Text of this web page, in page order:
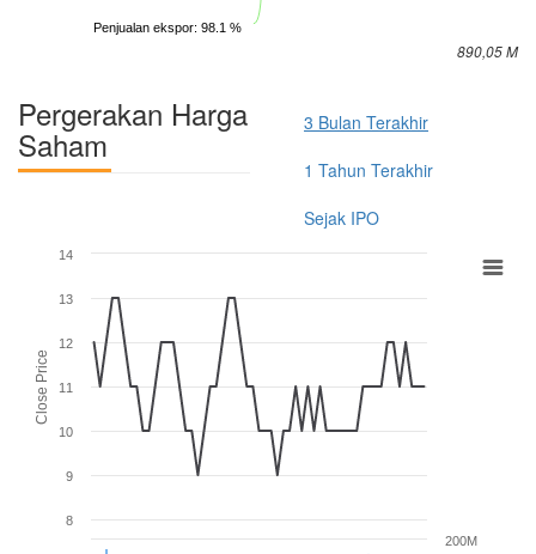
Penjualan ekspor: 98.1 %
890,05 M
Pergerakan Harga
Saham
3 Bulan Terakhir
1 Tahun Terakhir
Sejak IPO
Close Price
8
9
10
11
12
13
14
200M